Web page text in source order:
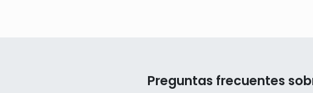
Preguntas frecuentes